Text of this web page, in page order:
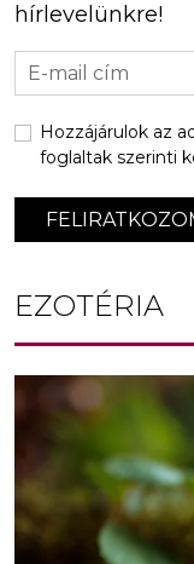
hírlevelünkre!
Hozzájárulok az
foglaltak szerinti
EZOTÉRIA